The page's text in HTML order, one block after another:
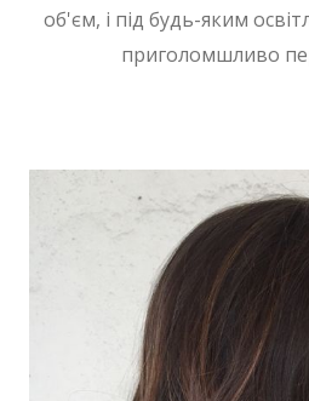
об'єм, і під будь-яким
приголомшливо